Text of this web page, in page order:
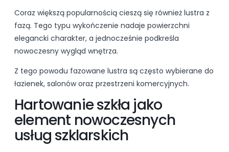
Coraz większą popularnością cieszą się również lustra z
fazą. Tego typu wykończenie nadaje powierzchni
elegancki charakter, a jednocześnie podkreśla
nowoczesny wygląd wnętrza.
Z tego powodu fazowane lustra są często wybierane do
łazienek, salonów oraz przestrzeni komercyjnych.
Hartowanie szkła jako
element nowoczesnych
usług szklarskich